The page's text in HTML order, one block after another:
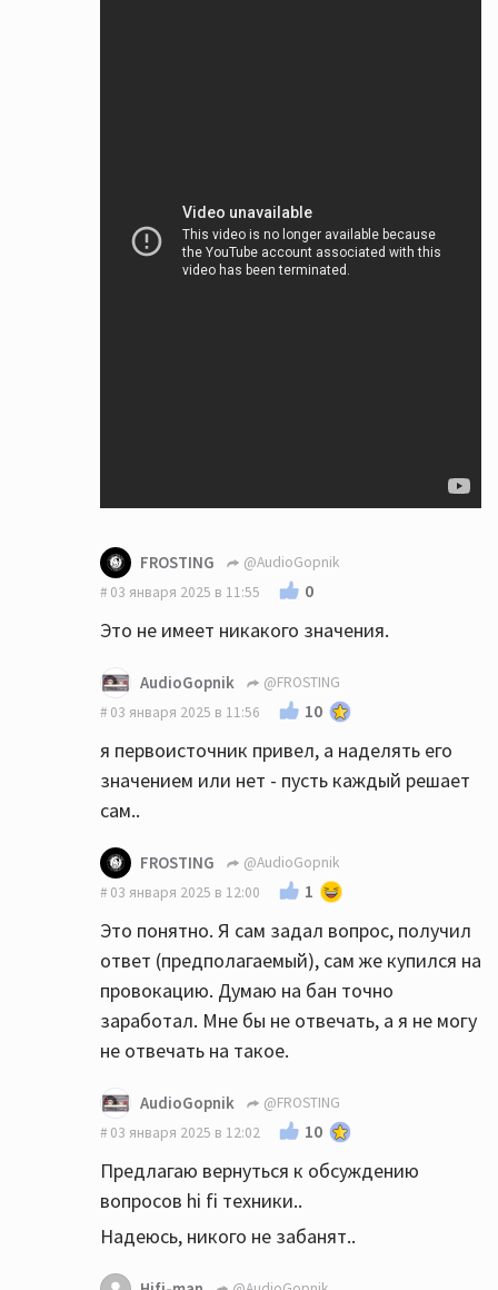
FROSTING
@AudioGopnik
03 января 2025 в 11:55
0
Это не имеет никакого значения.
AudioGopnik
@FROSTING
03 января 2025 в 11:56
10
я первоисточник привел, а наделять его
значением или нет - пусть каждый решает
сам..
FROSTING
@AudioGopnik
03 января 2025 в 12:00
1
Это понятно. Я сам задал вопрос, получил
ответ (предполагаемый), сам же купился на
провокацию. Думаю на бан точно
заработал. Мне бы не отвечать, а я не могу
не отвечать на такое.
AudioGopnik
@FROSTING
03 января 2025 в 12:02
10
Предлагаю вернуться к обсуждению
вопросов hi fi техники..
Надеюсь, никого не забанят..